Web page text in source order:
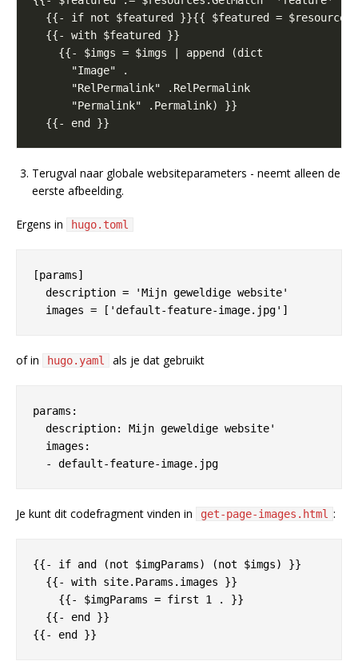
Terugval naar globale websiteparameters - neemt alleen de
eerste afbeelding.
Ergens in hugo.toml
[params]
  description = 'Mijn geweldige website'
of in hugo.yaml als je dat gebruikt
params:
  description: Mijn geweldige website'
  images:
Je kunt dit codefragment vinden in get-page-images.html :
{{- if and (not $imgParams) (not $imgs) }}
  {{- with site.Params.images }}
    {{- $imgParams = first 1 . }}
  {{- end }}